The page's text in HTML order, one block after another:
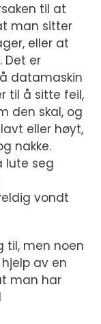
til at
man sitter
eller at
Det er
datamaskin
til å sitte feil,
den skal, og
eller høyt,
nakke.
lute seg
vondt
til, men noen
av en
man har